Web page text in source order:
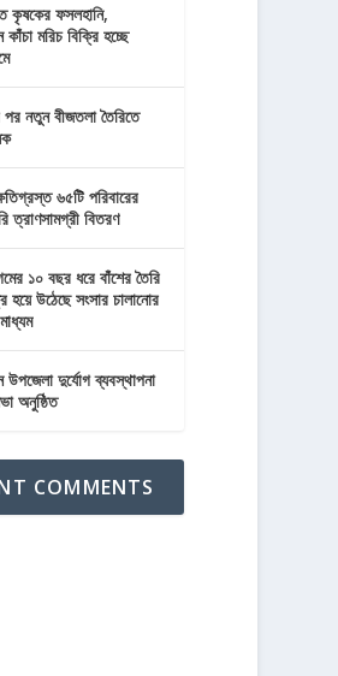
কৃষকের ফসলহানি,
কাঁচা মরিচ বিক্রি হচ্ছে
পর নতুন বীজতলা তৈরিতে
৬৫টি পরিবারের
ত্রাণসামগ্রী বিতরণ
১০ বছর ধরে বাঁশের তৈরি
উঠেছে সংসার চালানোর
উপজেলা দুর্যোগ ব্যবস্থাপনা
অনুষ্ঠিত
COMMENTS